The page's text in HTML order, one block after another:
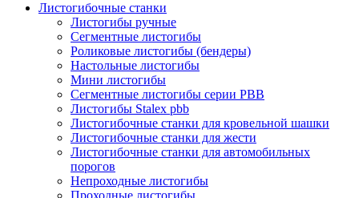
Листогибочные станки
Листогибы ручные
Сегментные листогибы
Роликовые листогибы (бендеры)
Настольные листогибы
Мини листогибы
Сегментные листогибы серии PBB
Листогибы Stalex pbb
Листогибочные станки для кровельной шашки
Листогибочные станки для жести
Листогибочные станки для автомобильных
порогов
Непроходные листогибы
Проходные листогибы